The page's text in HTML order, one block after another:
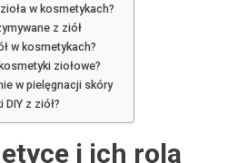
w kosmetykach?
z ziół
w kosmetykach?
ziołowe?
w pielęgnacji skóry
z ziół?
i ich rola